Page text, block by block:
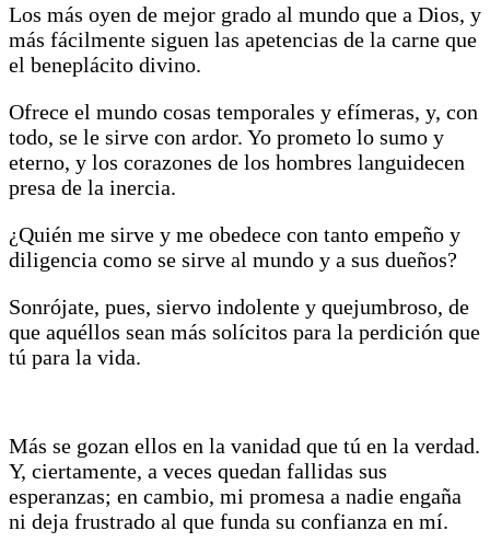
Los más oyen de mejor grado al mundo que a Dios, y
más fácilmente siguen las apetencias de la carne que
el beneplácito divino.
Ofrece el mundo cosas temporales y efímeras, y, con
todo, se le sirve con ardor. Yo prometo lo sumo y
eterno, y los corazones de los hombres languidecen
presa de la inercia.
¿Quién me sirve y me obedece con tanto empeño y
diligencia como se sirve al mundo y a sus dueños?
Sonrójate, pues, siervo indolente y quejumbroso, de
que aquéllos sean más solícitos para la perdición que
tú para la vida.
Más se gozan ellos en la vanidad que tú en la verdad.
Y, ciertamente, a veces quedan fallidas sus
esperanzas; en cambio, mi promesa a nadie engaña
ni deja frustrado al que funda su confianza en mí.